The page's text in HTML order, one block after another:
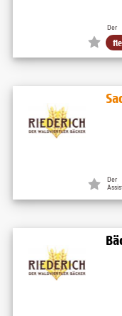
Der
Der